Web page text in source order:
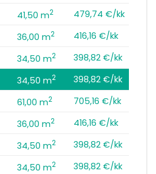
41,50 m2
479,74 €/kk
36,00 m2
416,16 €/kk
34,50 m2
398,82 €/kk
34,50 m2
398,82 €/kk
61,00 m2
705,16 €/kk
36,00 m2
416,16 €/kk
34,50 m2
398,82 €/kk
34,50 m2
398,82 €/kk